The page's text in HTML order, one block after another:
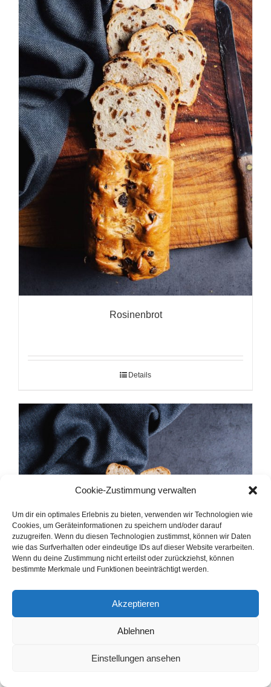
Cookie-Zustimmung verwalten
Um dir ein optimales Erlebnis zu bieten, verwenden wir Technologien wie
Cookies, um Geräteinformationen zu speichern und/oder darauf
zuzugreifen. Wenn du diesen Technologien zustimmst, können wir Daten
wie das Surfverhalten oder eindeutige IDs auf dieser Website verarbeiten.
Wenn du deine Zustimmung nicht erteilst oder zurückziehst, können
bestimmte Merkmale und Funktionen beeinträchtigt werden.
Akzeptieren
Ablehnen
Einstellungen ansehen
Rosinenbrot
Details